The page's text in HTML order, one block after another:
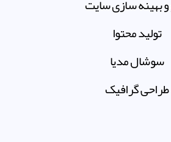
بهینه سازی سایت
تولید محتوا
سوشال مدیا
طراحی گرافیک